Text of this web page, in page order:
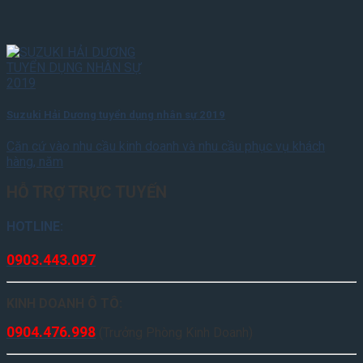
Suzuki Hải Dương tuyển dụng nhân sự 2019
Căn cứ vào nhu cầu kinh doanh và nhu cầu phục vụ khách
hàng, năm
HOTLINE:
0903.443.097
0904.476.998